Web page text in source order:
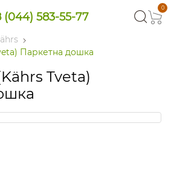
(044) 583-55-77
0
Паркетна дошка
Tveta)